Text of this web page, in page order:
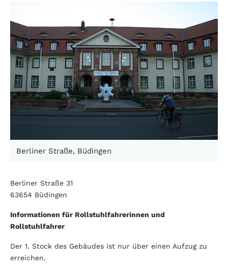
Berliner Straße, Büdingen
Berliner Straße 31
63654 Büdingen
Informationen für Rollstuhlfahrerinnen und
Rollstuhlfahrer
Der 1. Stock des Gebäudes ist nur über einen Aufzug zu
erreichen.